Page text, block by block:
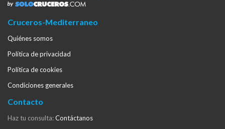
Cruceros-Mediterraneo
Quiénes somos
Política de privacidad
Política de cookies
Condiciones generales
Contacto
Haz tu consulta:Contáctanos